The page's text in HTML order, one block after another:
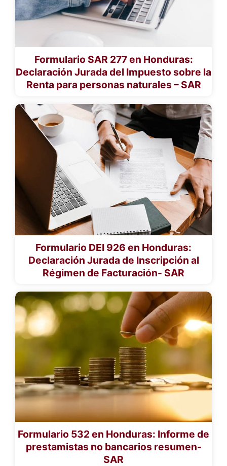
Formulario SAR 277 en Honduras:
Declaración Jurada del Impuesto sobre la
Renta para personas naturales – SAR
Formulario DEI 926 en Honduras:
Declaración Jurada de Inscripción al
Régimen de Facturación- SAR
Formulario 532 en Honduras: Informe de
prestamistas no bancarios resumen-
SAR